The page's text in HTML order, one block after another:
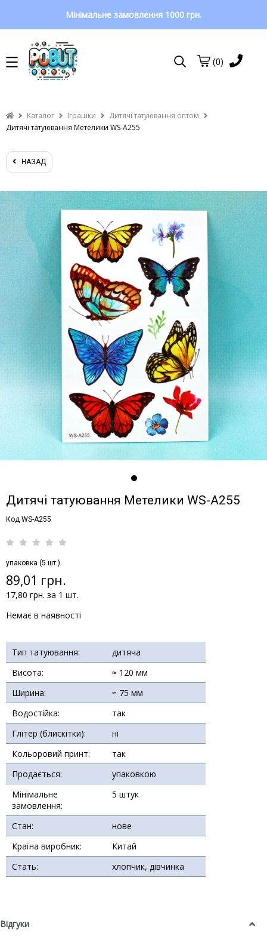
Мінімальне замовлення 1000 грн.
(0)
Каталог Іграшки
Дитячі татуювання оптом
Дитячі татуювання Метелики WS-A255
НАЗАД
Дитячі татуювання Метелики WS-A255
Код WS-A255
упаковка (5 шт.)
89,01 грн.
17,80 грн. за 1 шт.
Немає в наявності
Тип татуювання:
дитяча
Висота:
≈ 120 мм
Ширина:
≈ 75 мм
Водостійка:
так
Глітер (блискітки):
ні
Кольоровий принт:
так
Продається:
упаковкою
Мінімальне
замовлення:
5 штук
Стан:
нове
Країна виробник:
Китай
Стать:
хлопчик, дівчинка
Відгуки